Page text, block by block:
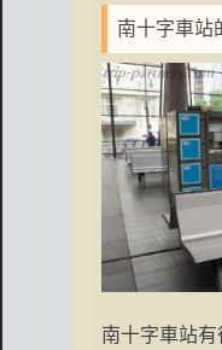
南十字車站
南十字車站